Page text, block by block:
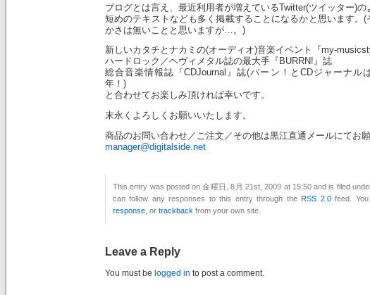
ブログとは言え、最近利用者が増えているTwitter(ツイッター)の
短めのテキストなども多く掲載することになるかと思います。(
かさは無いことと思いますが…。)
新しいカタチとナカミの(オーディオ)音楽イベント『my-
ハードロック／ヘヴィメタル誌の最大手『BURRN!』誌
総合音楽情報誌『CDJournal』誌(バーン！とCDジャーナル
年！)
と合わせてお楽しみ頂ければ幸いです。
末永くよろしくお願いいたします。
商品のお問い合わせ／ご注文／その他は黒江直通メールにてお願
manager@digitalside.net
This entry was posted on 金曜日, 8月 21st, 2009 at 15:50 and is filed
can follow any responses to this entry through theRSS 2.0feed. You
response , or trackback from your own site.
Leave a Reply
You must be logged in to post a comment.